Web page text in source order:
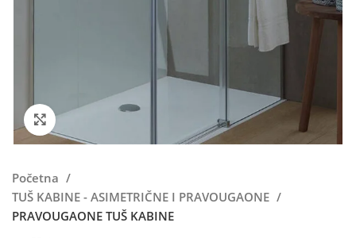
Kliknite da uvećate
Početna
TUŠ KABINE - ASIMETRIČNE I PRAVOUGAONE
PRAVOUGAONE TUŠ KABINE